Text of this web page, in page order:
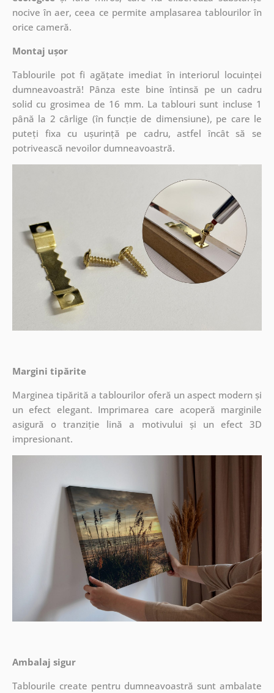
nocive în aer, ceea ce permite amplasarea tablourilor în
orice cameră.
Montaj ușor
Tablourile pot fi agățate imediat în interiorul locuinței
dumneavoastră! Pânza este bine întinsă pe un cadru
solid cu grosimea de 16 mm. La tablouri sunt incluse 1
până la 2 cârlige (în funcție de dimensiune), pe care le
puteți fixa cu ușurință pe cadru, astfel încât să se
potrivească nevoilor dumneavoastră.
Margini tipărite
Marginea tipărită a tablourilor oferă un aspect modern și
un efect elegant. Imprimarea care acoperă marginile
asigură o tranziție lină a motivului și un efect 3D
impresionant.
Ambalaj sigur
Tablourile create pentru dumneavoastră sunt ambalate